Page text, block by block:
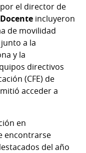
el director de
incluyeron
de movilidad
a la
y la
directivos
(CFE) de
acceder a
en
encontrarse
del año